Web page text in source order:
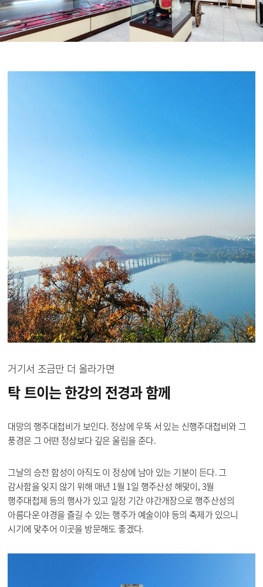
거기서 조금만 더 올라가면
탁 트이는 한강의 전경과함께
대망의 행주대첩비가 보인다. 정상에 우뚝 서 있는 신행주대첩비와 그
풍경은 그 어떤 정상보다 깊은 울림을 준다.
그날의 승전 함성이 아직도 이 정상에 남아 있는 기분이 든다. 그
감사함을 잊지 않기 위해 매년 1월 1일 행주산성 해맞이, 3월
행주대첩제 등의 행사가 있고 일정 기간 야간개장으로 행주산성의
아름다운 야경을 즐길 수 있는 행주가 예술이야 등의 축제가 있으니
시기에 맞추어 이곳을 방문해도 좋겠다.